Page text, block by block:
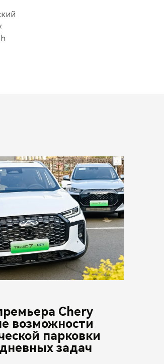
Chery
возможности
парковки
задач